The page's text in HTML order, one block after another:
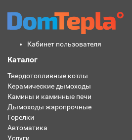
Кабинет пользователя
Каталог
Твердотопливные котлы
Керамические дымоходы
Камины и каминные печи
Дымоходы жаропрочные
Горелки
Автоматика
Услуги